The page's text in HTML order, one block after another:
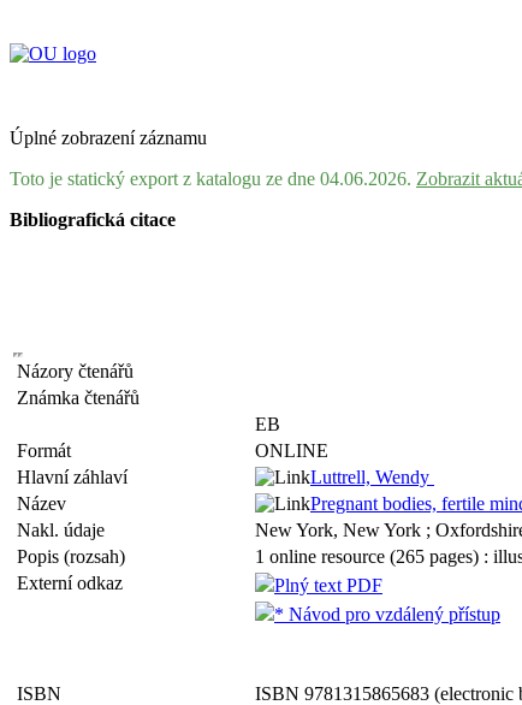
Úplné zobrazení záznamu
Toto je statický export z katalogu ze dne 04.06.2026. Zobrazit
Bibliografická citace
Názory čtenářů
Známka čtenářů
EB
Formát
ONLINE
Hlavní záhlaví
Luttrell, Wendy
Název
Pregnant bodies, fertile
Nakl. údaje
New York, New York ;
Popis (rozsah)
1 online resource (265 pages) :
Externí odkaz
Plný text PDF
* Návod pro vzdálený přístup
ISBN
ISBN 9781315865683 (electronic